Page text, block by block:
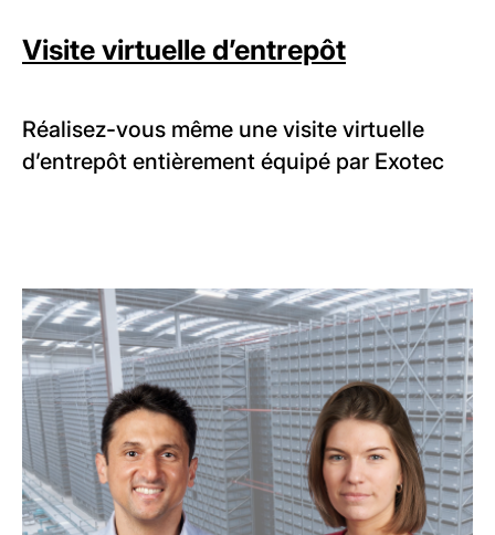
Visite virtuelle d’entrepôt
Réalisez-vous même une visite virtuelle
d’entrepôt entièrement équipé par Exotec